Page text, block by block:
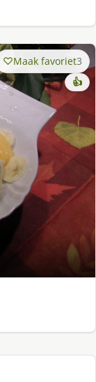
Maak favoriet3
👍